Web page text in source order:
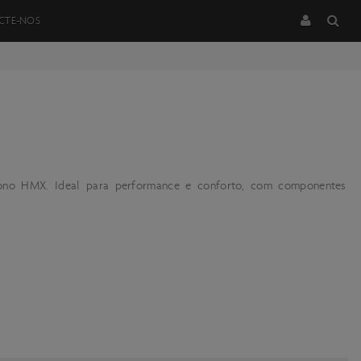
NOS
HMX. Ideal para performance e conforto, com componentes